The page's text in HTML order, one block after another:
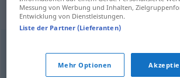
Synonyme für
,Vorbild
Messung von Werbung und Inhalten,
Entwicklung von Dienstleistungen.
Liste der Partner (Lieferanten)
Mehr Optionen